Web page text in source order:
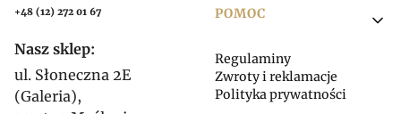
+48 (12) 272 01 67
Nasz sklep:
ul. Słoneczna 2E
(Galeria),
POMOC
Regulaminy
Zwroty i reklamacje
Polityka prywatności